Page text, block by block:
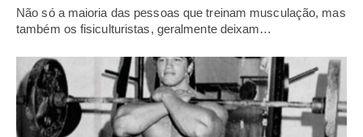
Não só a maioria das pessoas que treinam musculação, mas
também os fisiculturistas, geralmente deixam…